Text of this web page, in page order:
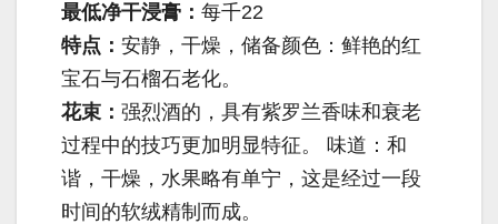
最低净干浸膏： 每千22
特点： 安静，干燥，储备颜色：鲜艳的红
宝石与石榴石老化。
花束： 强烈酒的，具有紫罗兰香味和衰老
过程中的技巧更加明显特征。 味道：和
谐，干燥，水果略有单宁，这是经过一段
时间的软绒精制而成。